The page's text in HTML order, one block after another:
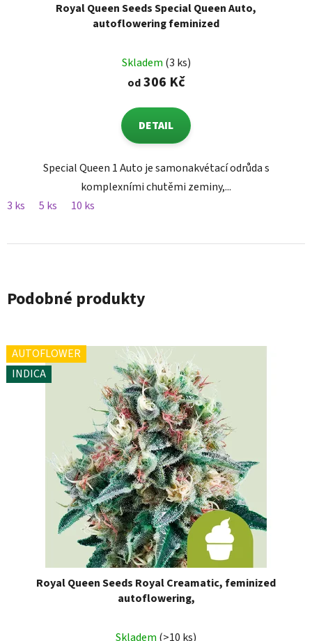
Royal Queen Seeds Special Queen Auto,
autoflowering feminized
Skladem (3 ks)
od306 Kč
DETAIL
Special Queen 1 Auto je samonakvétací odrůda s
komplexními chutěmi zeminy,...
3 ks
5 ks 10 ks
Podobné produkty
AUTOFLOWER
INDICA
Royal Queen Seeds Royal Creamatic, feminized
autoflowering,
Skladem (>10 ks)